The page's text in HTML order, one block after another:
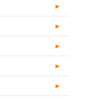
►
►
►
►
►